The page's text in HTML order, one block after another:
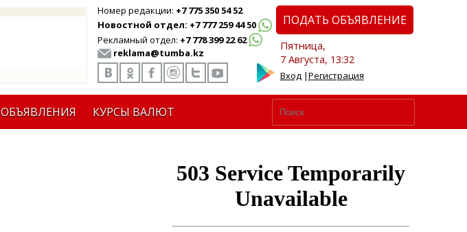
Номер редакции: +7 775 350 54 52
Новостной отдел: +7 777 259 44 50
Рекламный отдел: +7 778 399 22 62
reklama@tumba.kz
ПОДАТЬ ОБЪЯВЛЕНИЕ
Пятница,
7 Августа, 13:32
Вход|Регистрация
ОБЪЯВЛЕНИЯ КУРСЫ ВАЛЮТ